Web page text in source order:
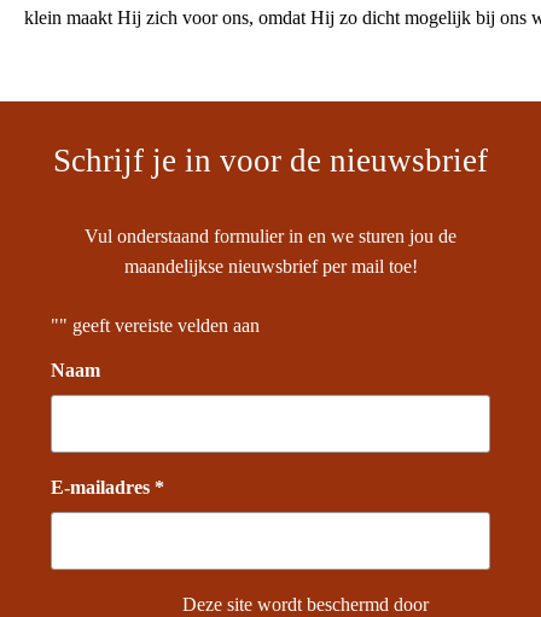
klein maakt Hij zich voor ons, omdat Hij zo dicht mogelijk bij ons
Schrijf je in voor de nieuwsbrief
Vul onderstaand formulier in en we sturen jou de
maandelijkse nieuwsbrief per mail toe!
"" geeft vereiste velden aan
Naam
E-mailadres *
Deze site wordt beschermd door